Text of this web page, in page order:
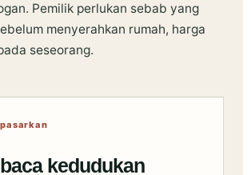
Pemilik perlukan sebab yang
menyerahkan rumah, harga
seseorang.
kedudukan